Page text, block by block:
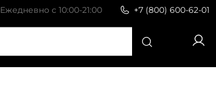
Ежедневно с 10:00-21:00 +7 (800) 600-62-01